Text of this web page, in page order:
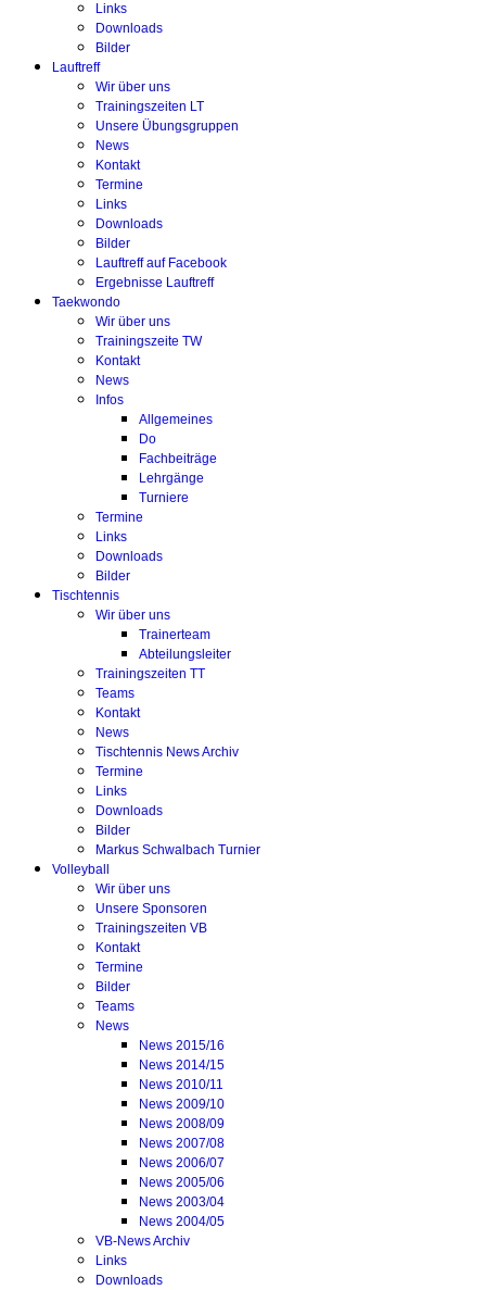
Links
Downloads
Bilder
Lauftreff
Wir über uns
Trainingszeiten LT
Unsere Übungsgruppen
News
Kontakt
Termine
Links
Downloads
Bilder
Lauftreff auf Facebook
Ergebnisse Lauftreff
Taekwondo
Wir über uns
Trainingszeite TW
Kontakt
News
Infos
Allgemeines
Do
Fachbeiträge
Lehrgänge
Turniere
Termine
Links
Downloads
Bilder
Tischtennis
Wir über uns
Trainerteam
Abteilungsleiter
Trainingszeiten TT
Teams
Kontakt
News
Tischtennis News Archiv
Termine
Links
Downloads
Bilder
Markus Schwalbach Turnier
Volleyball
Wir über uns
Unsere Sponsoren
Trainingszeiten VB
Kontakt
Termine
Bilder
Teams
News
News 2015/16
News 2014/15
News 2010/11
News 2009/10
News 2008/09
News 2007/08
News 2006/07
News 2005/06
News 2003/04
News 2004/05
VB-News Archiv
Links
Downloads